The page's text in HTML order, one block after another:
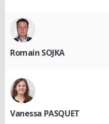
Romain SOJKA
Vanessa PASQUET